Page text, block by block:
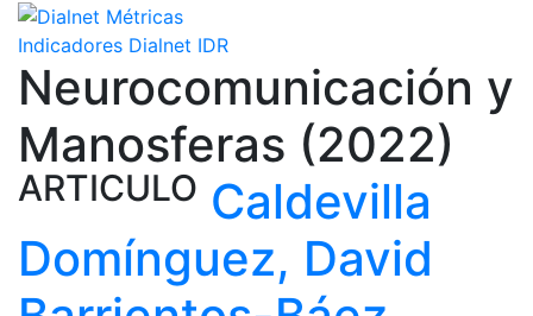
Indicadores Dialnet IDR
Neurocomunicación y
Manosferas (2022)
ARTICULO Caldevilla
Domínguez, David